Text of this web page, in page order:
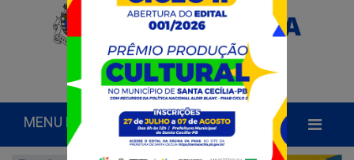
MENU PRINCIPAL